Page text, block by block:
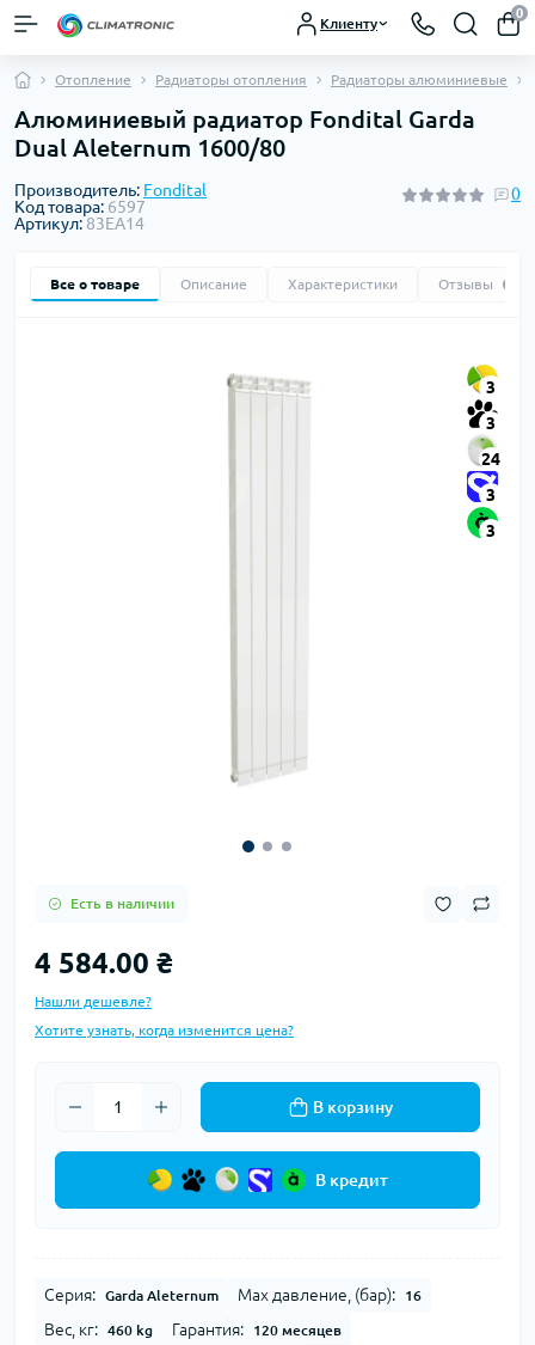
Клиенту
0
Отопление Радиаторы отопления Радиаторы алюминиевые
Алюминиевый радиатор Fondital Garda
Dual Aleternum 1600/80
Производитель: Fondital
Код товара: 6597
Артикул: 83EA14
0
Все о товаре Описание Характеристики Отзывы
3
3
24
3
3
Есть в наличии
4 584.00 ₴
Нашли дешевле?
Хотите узнать, когда изменится цена?
В корзину
В кредит
Серия: Garda Aleternum Max давление, (бар): 16
Вес, кг: 460 kg Гарантия: 120 месяцев